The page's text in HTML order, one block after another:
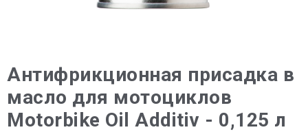
Антифрикционная присадка в
масло для мотоциклов
Motorbike Oil Additiv - 0,125 л